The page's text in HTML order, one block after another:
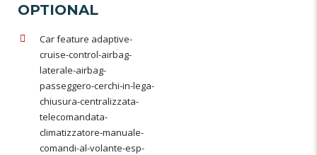
OPTIONAL
Car feature adaptive-
cruise-control-airbag-
laterale-airbag-
passeggero-cerchi-in-lega-
chiusura-centralizzata-
telecomandata-
climatizzatore-manuale-
comandi-al-volante-esp-